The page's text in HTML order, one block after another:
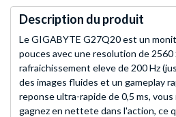
Description du produit
Le GIGABYTE G27Q20 est un
pouces avec une resolution de
rafraichissement eleve de 200 Hz
des images fluides et un gameplay
reponse ultra-rapide de 0,5 ms,
gagnez en nettete dans l'action, ce